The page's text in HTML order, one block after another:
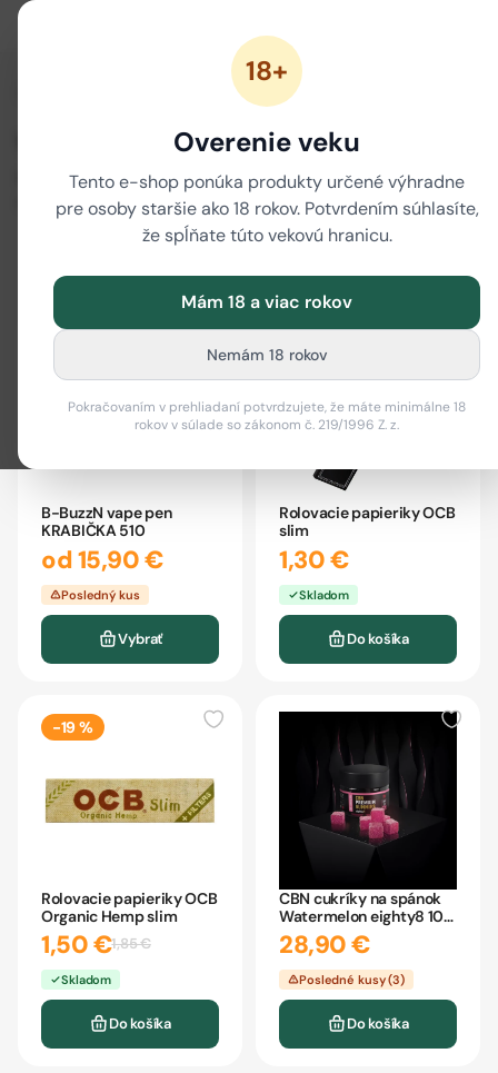
18+
Overenie veku
Tento e-shop ponúka produkty určené výhradne
pre osoby staršie ako 18 rokov. Potvrdením súhlasíte,
že spĺňate túto vekovú hranicu.
Mám 18 a viac rokov
Nemám 18 rokov
Pokračovaním v prehliadaní potvrdzujete, že máte minimálne 18
rokov v súlade so zákonom č. 219/1996 Z. z.
Všetky produkty
Kompletný katalóg CBD produktov — oleje, kvety, kozmetika, vape a
ďalšie.
B-BuzzN vape pen
KRABIČKA 510
od 15,90 €
Posledný kus
Vybrať
Rolovacie papieriky OCB
slim
1,30 €
Skladom
Do košíka
-19 %
Rolovacie papieriky OCB
Organic Hemp slim
1,50 €1,85 €
Skladom
Do košíka
CBN cukríky na spánok
Watermelon eighty8 10
kusov
28,90 €
Posledné kusy (3)
Do košíka